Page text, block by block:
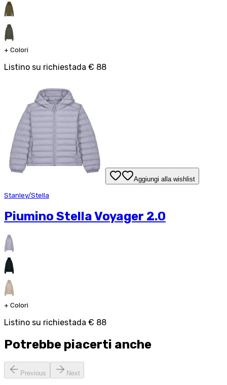
+ Colori
Listino su richiestada € 88
Aggiungi alla wishlist
Stanley/Stella
Piumino Stella Voyager 2.0
+ Colori
Listino su richiestada € 88
Potrebbe piacerti anche
Previous Next